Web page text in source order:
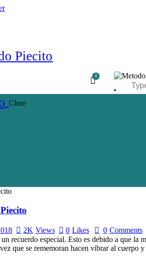
0
Close
2K Views 0 Likes 0 Comments
recuerdo especial. Esto es debido a que
que se rememoran hacen vibrar al